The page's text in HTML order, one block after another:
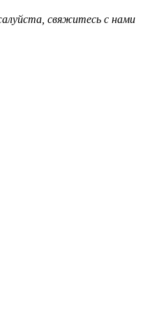
свяжитесь с нами